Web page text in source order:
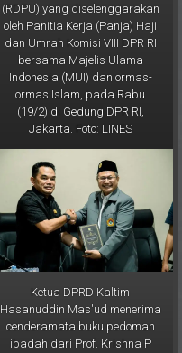
(RDPU) yang diselenggarakan
oleh Panitia Kerja (Panja) Haji
dan Umrah Komisi VIII DPR RI
bersama Majelis Ulama
Indonesia (MUI) dan ormas-
ormas Islam, pada Rabu
(19/2) di Gedung DPR RI,
Jakarta. Foto: LINES
Ketua DPRD Kaltim
Hasanuddin Mas'ud menerima
cenderamata buku pedoman
ibadah dari Prof. Krishna P